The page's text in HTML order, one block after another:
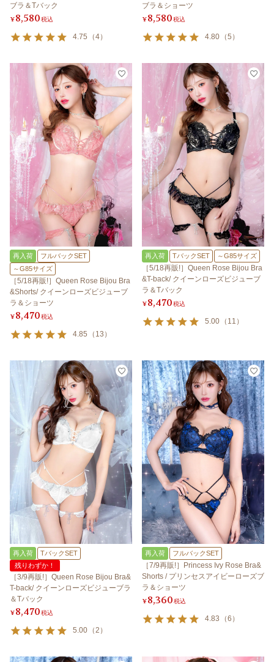
ブラ＆Tバック
¥8,580税込
4.75 （4）
ブラ＆ショーツ
¥8,580税込
4.80 （5 ）
再入荷
フルバックSET
～G85サイズ
［5/18再販!］Queen Rose Bijou Bra
&Shorts/ クイーンローズビジューブ
ラ＆ショーツ
¥8,470税込
4.85 （ 13 ）
再入荷 TバックSET ～G85サイズ
［5/18再販!］Queen Rose Bijou Bra
&T-back/ クイーンローズビジューブ
ラ＆Tバック
¥8,470税込
5.00 （ 11 ）
再入荷
TバックSET
残りわずか！
［3/9再販!］Queen Rose Bijou Bra&
T-back/ クイーンローズビジューブラ
＆Tバック
¥8,470税込
5.00 （2 ）
再入荷 フルバックSET
［7/9再販!］Princess Ivy Rose Bra&
Shorts / プリンセスアイビーローズブ
ラ＆ショーツ
¥8,360税込
4.83 （6 ）